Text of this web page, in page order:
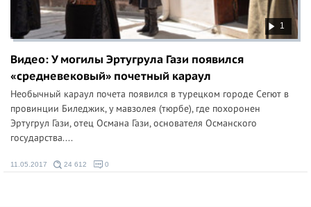
1
Видео: У могилы Эртугрула Гази появился
«средневековый» почетный караул
Необычный караул почета появился в турецком городе Сегют в
провинции Биледжик, у мавзолея (тюрбе), где похоронен
Эртугрул Гази, отец Османа Гази, основателя Османского
государства....
11.05.2017 24 612 0